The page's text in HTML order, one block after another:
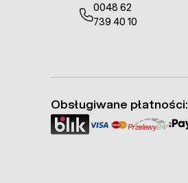
0048 62
739 40 10
Obsługiwane płatności: